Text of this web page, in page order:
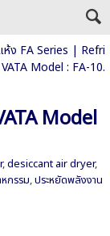
ห้ง FA Series | Refri
Model : FA-10.
Model
,desiccant air dryer,
กรรม,ประหยัดพลังงาน